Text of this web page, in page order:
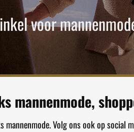
voor
mannenmode,
mannenmode. Volg ons ook op